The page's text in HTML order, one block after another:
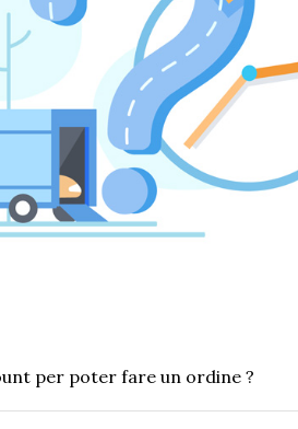
per poter fare un ordine ?